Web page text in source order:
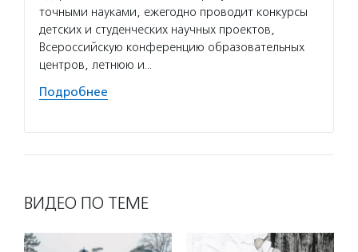
точными науками, ежегодно проводит конкурсы
детских и студенческих научных проектов,
Всероссийскую конференцию образовательных
центров, летнюю и…
Подробнее
ВИДЕО ПО ТЕМЕ